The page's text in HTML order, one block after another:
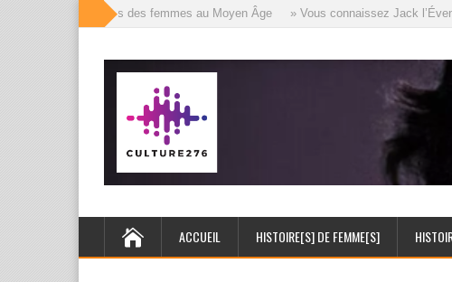
» Les mille visages des femmes au Moyen Âge » Vous connaissez Jack
ACCUEIL HISTOIRE[S] DE FEMME[S]